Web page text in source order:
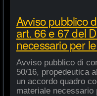
Avviso pubblico
art. 66 e 67 del
necessario per
Avviso pubblico di
50/16, propedeutica
un accordo quadro
materiale necessario